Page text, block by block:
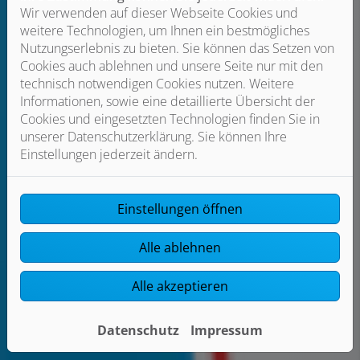
Für wen sinnvoll?
Für Haushalte, die viel Wasser trinken, Wert auf gute
Wasserqualität legen oder empfindliche Geräte (z. B.
Kaffeemaschine) schützen wollen.
Bild: Grohe Blue
Wir verwenden auf dieser Webseite Cookies und
weitere Technologien, um Ihnen ein bestmögliches
Nutzungserlebnis zu bieten. Sie können das Setzen von
Cookies auch ablehnen und unsere Seite nur mit den
technisch notwendigen Cookies nutzen. Weitere
Informationen, sowie eine detaillierte Übersicht der
Cookies und eingesetzten Technologien finden Sie in
unserer Datenschutzerklärung. Sie können Ihre
Einstellungen jederzeit ändern.
Einstellungen öffnen
Alle ablehnen
Alle akzeptieren
Datenschutz Impressum